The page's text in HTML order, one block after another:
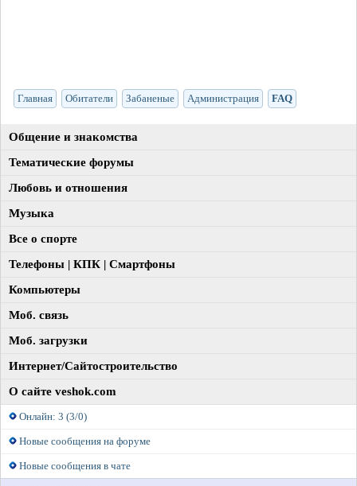
Главная Обитатели Забаненые Администрация FAQ
Общение и знакомства
Тематические форумы
Любовь и отношения
Музыка
Все о спорте
Телефоны | КПК | Смартфоны
Компьютеры
Моб. связь
Моб. загрузки
Интернет/Сайтостроительство
О сайте veshok.com
Онлайн: 3 (3/0)
Новые сообщения на форуме
Новые сообщения в чате